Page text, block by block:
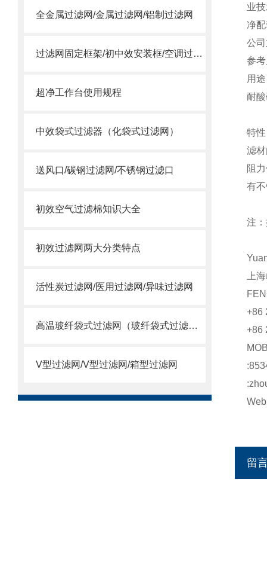
全金属过滤网/金属过滤网/铝制过滤网
过滤网固定框架/初中效安装框/空调过滤网安装框
超净工作台使用规程
中效袋式过滤器（化袋式过滤网）
送风口/碳钢过滤网/不锈钢过滤口
初效空气过滤棉知识大全
初效过滤网两大分类特点
活性炭过滤网/医用过滤网/异味过滤网
高温玻纤袋式过滤网（玻纤袋式过滤器）
V型过滤网/V型过滤网/箱型过滤网
业
净
公
参
用
耐
特
滤
阻
有
注
上
+86
+86
留